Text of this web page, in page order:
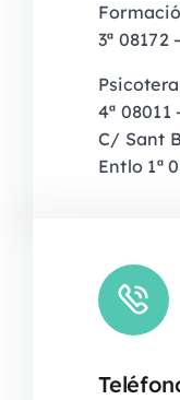
3ª 08172
4ª 08011
C/ Sant
Entlo 1ª